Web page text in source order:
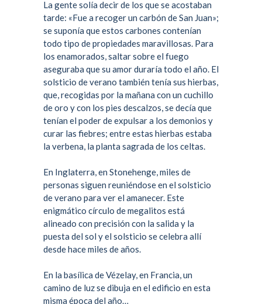
La gente solía decir de los que se acostaban
tarde: «Fue a recoger un carbón de San Juan»;
se suponía que estos carbones contenían
todo tipo de propiedades maravillosas. Para
los enamorados, saltar sobre el fuego
aseguraba que su amor duraría todo el año. El
solsticio de verano también tenía sus hierbas,
que, recogidas por la mañana con un cuchillo
de oro y con los pies descalzos, se decía que
tenían el poder de expulsar a los demonios y
curar las fiebres; entre estas hierbas estaba
la verbena, la planta sagrada de los celtas.
En Inglaterra, en Stonehenge, miles de
personas siguen reuniéndose en el solsticio
de verano para ver el amanecer. Este
enigmático círculo de megalitos está
alineado con precisión con la salida y la
puesta del sol y el solsticio se celebra allí
desde hace miles de años.
En la basílica de Vézelay, en Francia, un
camino de luz se dibuja en el edificio en esta
misma época del año…